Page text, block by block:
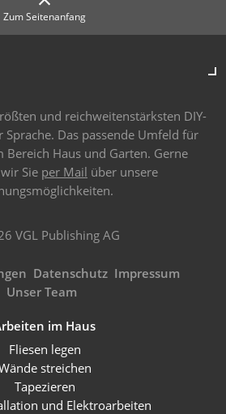
Zum Seitenanfang
und reichweitenstärksten DIY-
Sprache. Das passende Umfeld für
Bereich Haus und Garten. Gerne
Sie per Mail über unsere
VGL Publishing AG
Datenschutz Impressum
Unser Team
im Haus
Fliesen legen
streichen
Tapezieren
und Elektroarbeiten